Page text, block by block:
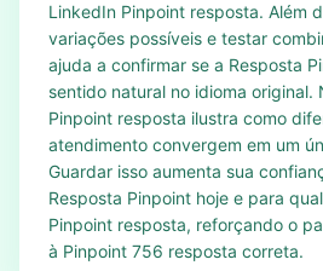
LinkedIn Pinpoint resposta. Além
variações possíveis e testar
ajuda a confirmar se a Resposta
sentido natural no idioma original.
Pinpoint resposta ilustra como
atendimento convergem em um
Guardar isso aumenta sua
Resposta Pinpoint hoje e para
Pinpoint resposta, reforçando o
à Pinpoint 756 resposta correta.